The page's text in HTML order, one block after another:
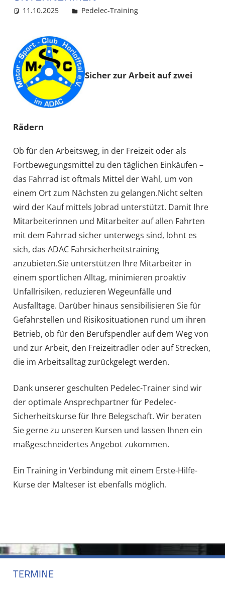
11.10.2025 MSC Admin
Pedelec-Training
Sicher zur Arbeit auf zwei
Rädern
Ob für den Arbeitsweg, in der Freizeit oder als
Fortbewegungsmittel zu den täglichen Einkäufen –
das Fahrrad ist oftmals Mittel der Wahl, um von
einem Ort zum Nächsten zu gelangen.Nicht selten
wird der Kauf mittels Jobrad unterstützt. Damit Ihre
Mitarbeiterinnen und Mitarbeiter auf allen Fahrten
mit dem Fahrrad sicher unterwegs sind, lohnt es
sich, das ADAC Fahrsicherheitstraining
anzubieten.Sie unterstützen Ihre Mitarbeiter in
einem sportlichen Alltag, minimieren proaktiv
Unfallrisiken, reduzieren Wegeunfälle und
Ausfalltage. Darüber hinaus sensibilisieren Sie für
Gefahrstellen und Risikosituationen rund um ihren
Betrieb, ob für den Berufspendler auf dem Weg von
und zur Arbeit, den Freizeitradler oder auf Strecken,
die im Arbeitsalltag zurückgelegt werden.
Dank unserer geschulten Pedelec-Trainer sind wir
der optimale Ansprechpartner für Pedelec-
Sicherheitskurse für Ihre Belegschaft. Wir beraten
Sie gerne zu unseren Kursen und lassen Ihnen ein
maßgeschneidertes Angebot zukommen.
Ein Training in Verbindung mit einem Erste-Hilfe-
Kurse der Malteser ist ebenfalls möglich.
TERMINE